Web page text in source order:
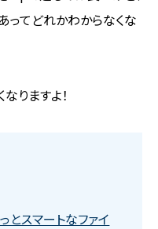
ってどれかわからなくな
りますよ！
とスマートなファイ